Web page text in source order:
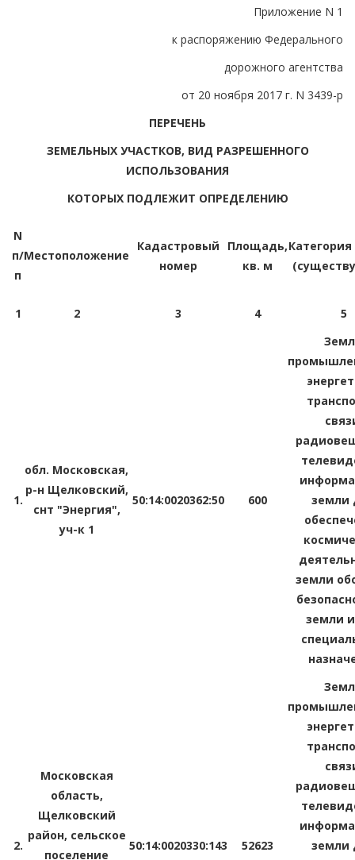
Приложение N 1
к распоряжению Федерального
дорожного агентства
от 20 ноября 2017 г. N 3439-р
ПЕРЕЧЕНЬ
ЗЕМЕЛЬНЫХ УЧАСТКОВ, ВИД РАЗРЕШЕННОГО
ИСПОЛЬЗОВАНИЯ
КОТОРЫХ ПОДЛЕЖИТ ОПРЕДЕЛЕНИЮ
N
п/
п
Местоположение
Кадастровый
номер
Площадь,
кв. м
1 2 3 4 5
1.
обл. Московская,
р-н Щелковский,
снт "Энергия",
уч-к 1
50:14:0020362:50 600
земли
земли
земли
2.
Московская
область,
Щелковский
район, сельское
поселение
50:14:0020330:143 52623
земли